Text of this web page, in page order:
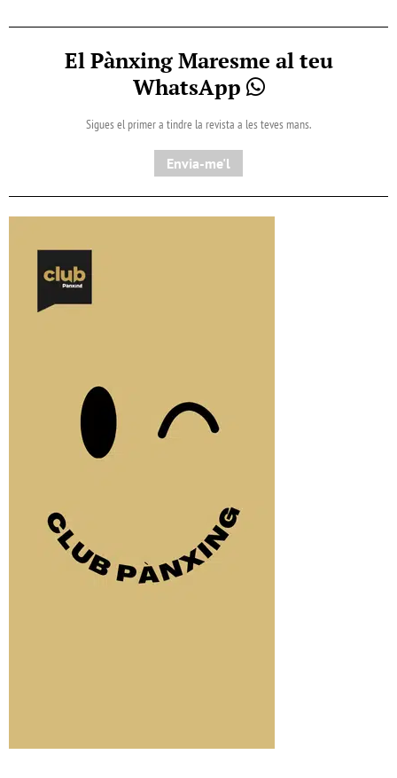
El Pànxing Maresme al teu
WhatsApp
Sigues el primer a tindre la revista a les teves mans.
Envia-me'l